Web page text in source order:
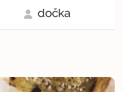
dočka